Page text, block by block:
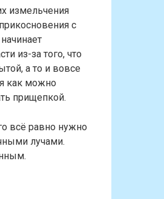
измельчения
с
из-за того, что
а то и вовсе
как можно
прищепкой.
всё равно нужно
лучами.